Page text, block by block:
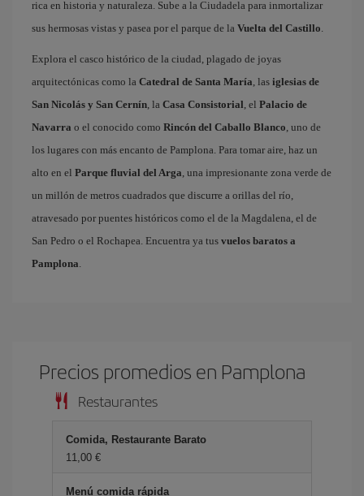
rica en historia y naturaleza. Sube a la Ciudadela para inmortalizar
sus hermosas vistas y pasea por el parque de la Vuelta del Castillo.
Explora el casco histórico de la ciudad, plagado de joyas
arquitectónicas como la Catedral de Santa María, las iglesias de
San Nicolás y San Cernín, la Casa Consistorial, el Palacio de
Navarra o el conocido como Rincón del Caballo Blanco, uno de
los lugares con más encanto de Pamplona. Para tomar aire, haz un
alto en el Parque fluvial del Arga, una impresionante zona verde de
un millón de metros cuadrados que discurre a orillas del río,
atravesado por puentes históricos como el de la Magdalena, el de
San Pedro o el Rochapea. Encuentra ya tus vuelos baratos a
Pamplona.
Precios promedios en Pamplona
Restaurantes
Comida, Restaurante Barato
11,00 €
Menú comida rápida